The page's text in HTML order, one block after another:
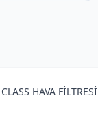
HAVA FİLTRESİ